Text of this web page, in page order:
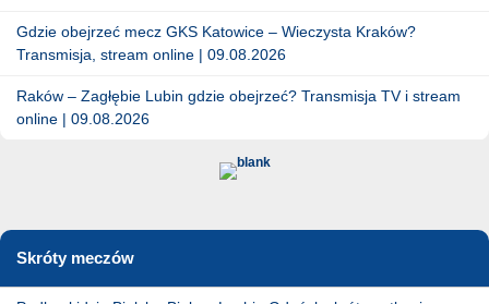
Gdzie obejrzeć mecz GKS Katowice – Wieczysta Kraków?
Transmisja, stream online | 09.08.2026
Raków – Zagłębie Lubin gdzie obejrzeć? Transmisja TV i stream
online | 09.08.2026
Skróty meczów